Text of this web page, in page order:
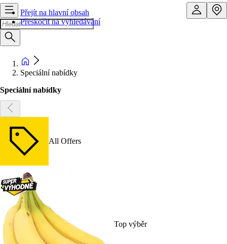
Přejít na hlavní obsah
Přeskočit na vyhledávání
Speciální nabídky
Speciální nabídky
All Offers
Top výběr